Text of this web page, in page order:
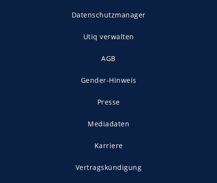
Datenschutzmanager
Utiq verwalten
AGB
Gender-Hinweis
Presse
Mediadaten
Karriere
Vertragskündigung